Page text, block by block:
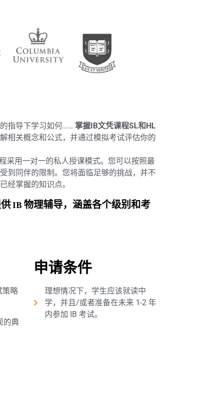
指导下学习如何…… 掌握IB文凭课程SL和HL
相关概念和公式，并通过模拟考试评估你的
采用一对一的私人授课模式。您可以按照最
到同伴的限制。您将面临足够的挑战，并不
经掌握的知识点。
供 IB 物理辅导，涵盖各个级别和考
策略
的典
申请条件
理想情况下，学生应该就读中
学，并且/或者准备在未来 1-2​​ 年
内参加 IB 考试。